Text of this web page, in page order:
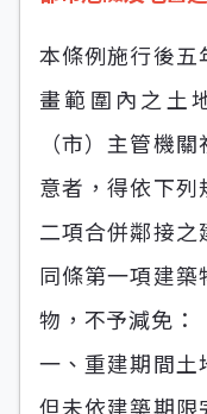
本條例施行後五
畫範圍內之土
（市）主管機
意者，得依下
二項合併鄰接
同條第一項建
物，不予減免：
一、重建期間土
但未依建築期限